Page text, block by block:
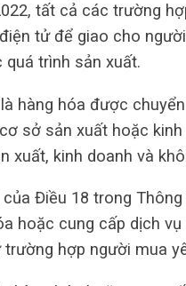
tất cả các trường
tử để giao cho
trình sản xuất.
hàng hóa được
sở sản xuất hoặc
xuất, kinh doanh và
Điều 18 trong
hoặc cung cấp dịch
hợp người mua